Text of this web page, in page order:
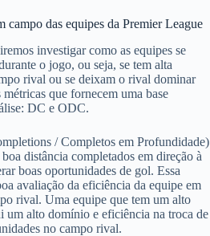
campo das equipes da Premier League
investigar como as equipes se
o jogo, ou seja, se tem alta
rival ou se deixam o rival dominar
que fornecem uma base
DC e ODC.
/ Completos em Profundidade)
distância completados em direção à
boas oportunidades de gol. Essa
avaliação da eficiência da equipe em
rival. Uma equipe que tem um alto
um alto domínio e eficiência na troca de
no campo rival.